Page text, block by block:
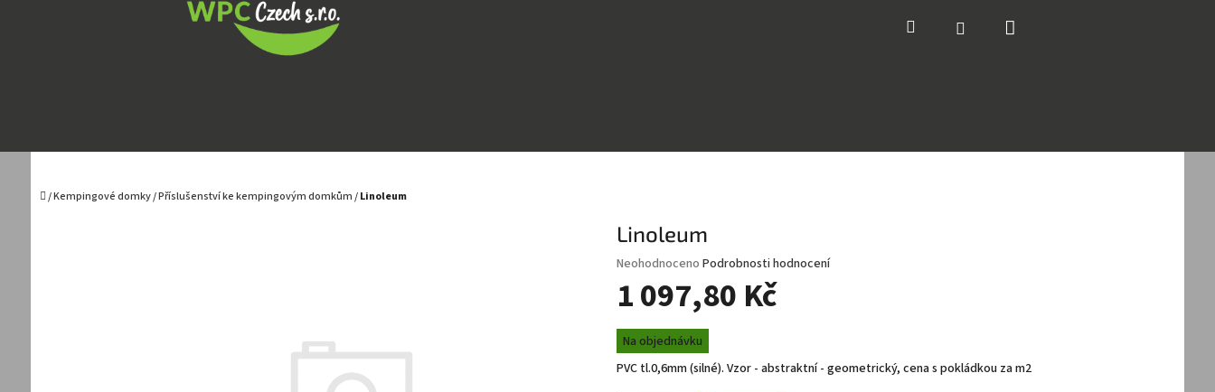
Hledat Přihlášení
Domů
/Kempingové domky/Příslušenství ke kempingovým domkům/ Linoleum
Linoleum
Průměrné
produktu
0,0
z
5
Neohodnoceno Podrobnosti hodnocení
1 097,80 Kč
Měrná
cena:
Na objednávku
PVC tl.0,6mm (silné). Vzor - abstraktní - geometrický, cena s pokládkou za m2